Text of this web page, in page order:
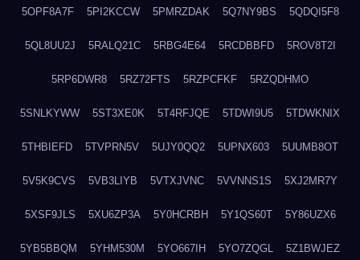
5OPF8A7F 5PI2KCCW 5PMRZDAK 5Q7NY9BS 5QDQI5F8
5QL8UU2J 5RALQ21C 5RBG4E64 5RCDBBFD 5ROV8T2I
5RP6DWR8 5RZ72FTS 5RZPCFKF 5RZQDHMO
5SNLKYWW 5ST3XE0K 5T4RFJQE 5TDWI9U5 5TDWKNIX
5THBIEFD 5TVPRN5V 5UJY0QQ2 5UPNX603 5UUMB8OT
5V5K9CVS 5VB3LIYB 5VTXJVNC 5VVNNS1S 5XJ2MR7Y
5XSF9JLS 5XU6ZP3A 5Y0HCRBH 5Y1QS60T 5Y86UZX6
5YB5BBQM 5YHM530M 5YO667IH 5YO7ZQGL 5Z1BWJEZ